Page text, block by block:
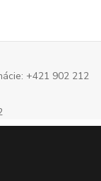
+421 902 212